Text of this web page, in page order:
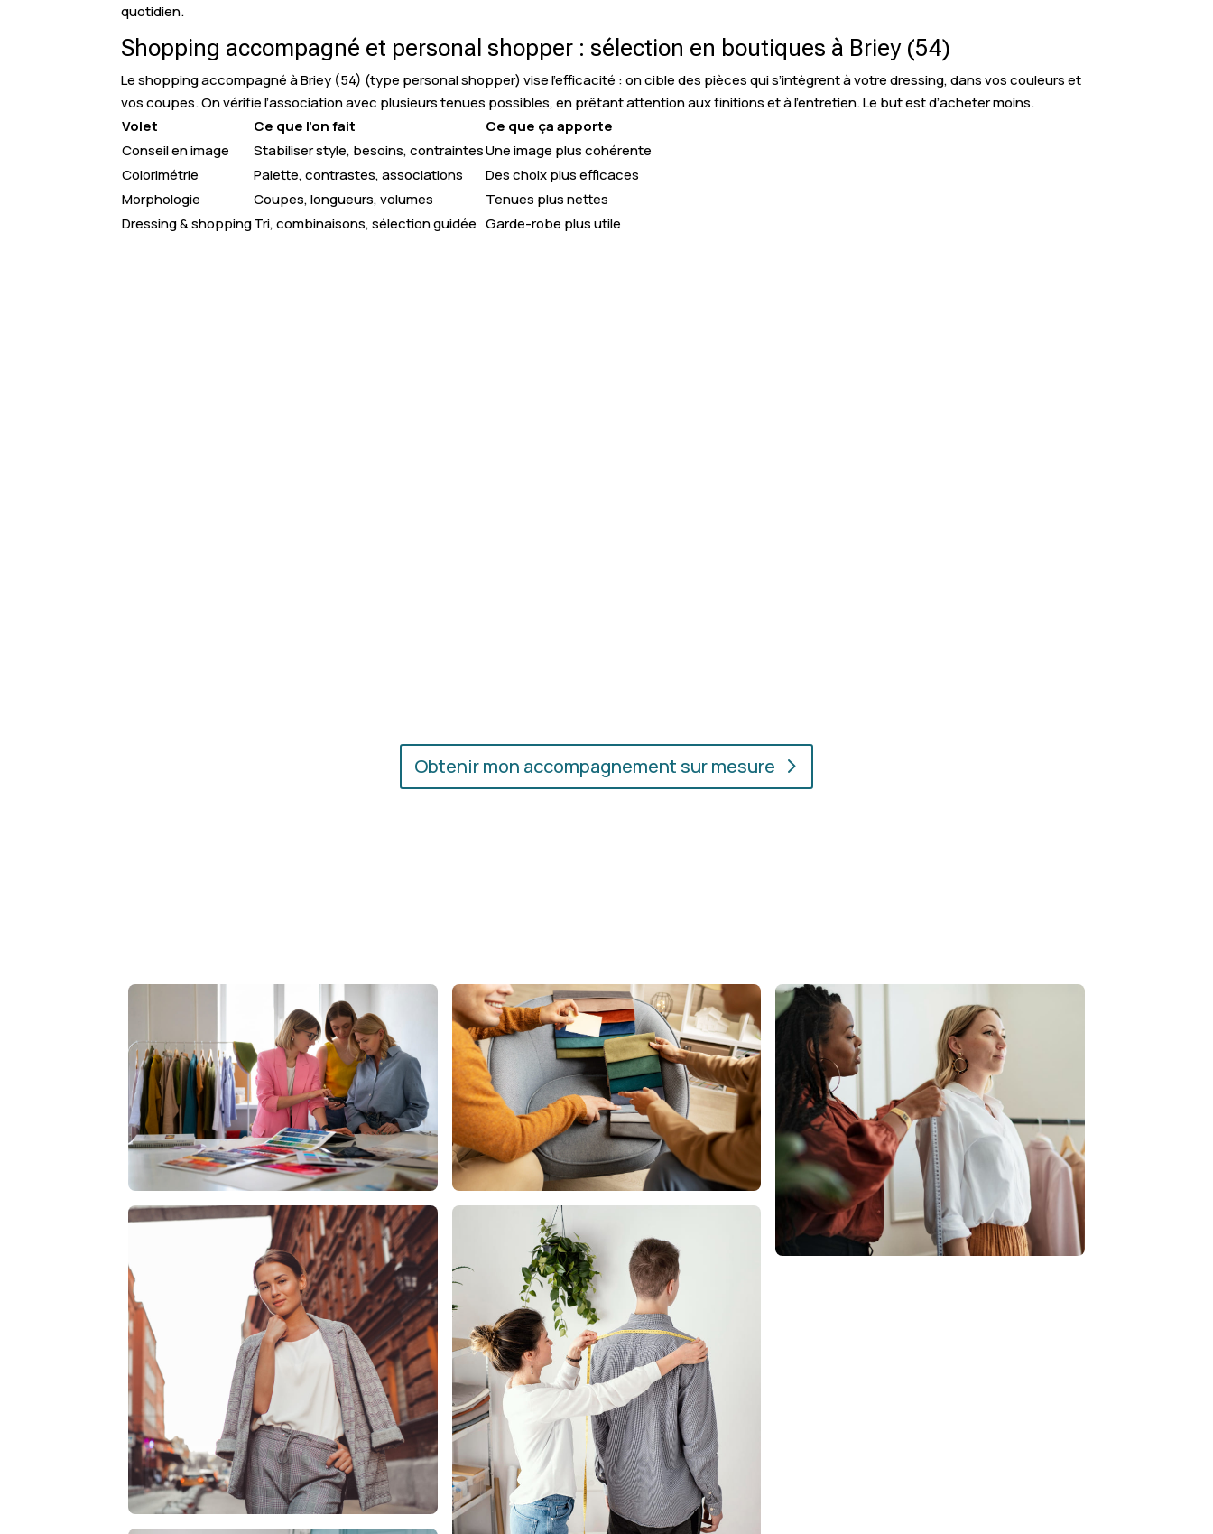
quotidien.
Shopping accompagné et personal shopper : sélection en boutiques à Briey (54)
Le shopping accompagné à Briey (54) (type personal shopper) vise l’efficacité : on cible des pièces qui s’intègrent à votre dressing, dans vos couleurs et
vos coupes. On vérifie l’association avec plusieurs tenues possibles, en prêtant attention aux finitions et à l’entretien. Le but est d’acheter moins.
Volet
Ce que l’on fait
Ce que ça apporte
Conseil en image
Stabiliser style, besoins, contraintesUne image plus cohérente
Colorimétrie
Palette, contrastes, associations
Des choix plus efficaces
Morphologie
Coupes, longueurs, volumes
Tenues plus nettes
Dressing & shoppingTri, combinaisons, sélection guidée Garde-robe plus utile
Obtenir mon accompagnement sur mesure